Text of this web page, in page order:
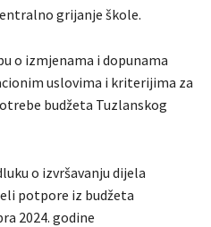
grijanje škole.
o izmjenama i dopunama
uslovima i kriterijima za
budžeta Tuzlanskog
o izvršavanju dijela
potpore iz budžeta
2024. godine